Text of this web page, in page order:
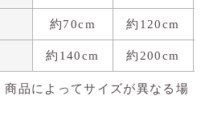
約70cm 約120cm
約140cm 約200cm
品によってサイズが異なる場